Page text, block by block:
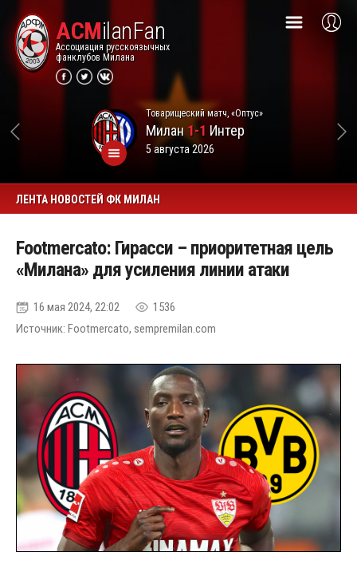
ACMilanFan
Ассоциация русскоязычных
фанклубов Милана
Товарищеский матч, «Оптус»
Милан1-1 Интер
5 августа 2026
ЛЕНТА НОВОСТЕЙ ФК МИЛАН
Footmercato: Гирасси – приоритетная цель
«Милана» для усиления линии атаки
16 мая 2024, 22:02
1536
Источник: Footmercato, sempremilan.com